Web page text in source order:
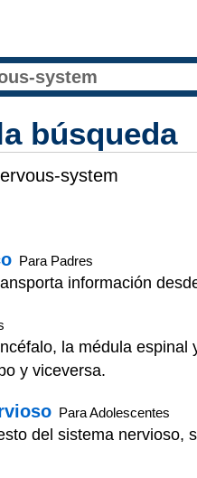
búsqueda
system
Para Padres
información
la médula
y viceversa.
Para Adolescentes
del sistema nervioso,